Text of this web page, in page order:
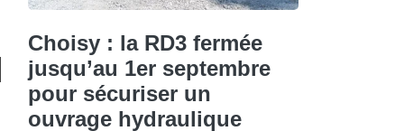
Choisy : la RD3 fermée
jusqu’au 1er septembre
pour sécuriser un
ouvrage hydraulique